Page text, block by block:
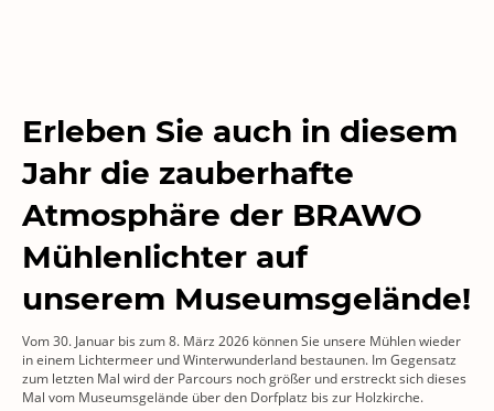
Erleben Sie auch in diesem
Jahr die zauberhafte
Atmosphäre der BRAWO
Mühlenlichter auf
unserem Museumsgelände!
Vom 30. Januar bis zum 8. März 2026 können Sie unsere Mühlen wieder
in einem Lichtermeer und Winterwunderland bestaunen. Im Gegensatz
zum letzten Mal wird der Parcours noch größer und erstreckt sich dieses
Mal vom Museumsgelände über den Dorfplatz bis zur Holzkirche.